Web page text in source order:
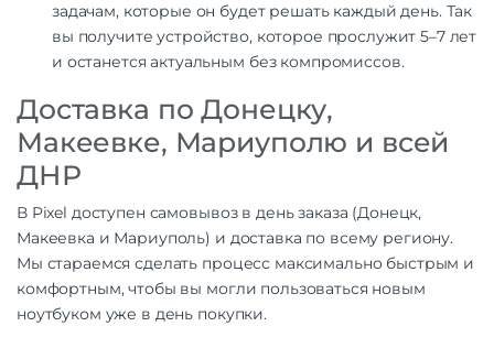
задачам, которые он будет решать каждый день. Так
вы получите устройство, которое прослужит 5–7 лет
и останется актуальным без компромиссов.
Доставка по Донецку,
Макеевке, Мариуполю и всей
ДНР
В Pixel доступен самовывоз в день заказа (Донецк,
Макеевка и Мариуполь) и доставка по всему региону.
Мы стараемся сделать процесс максимально быстрым и
комфортным, чтобы вы могли пользоваться новым
ноутбуком уже в день покупки.